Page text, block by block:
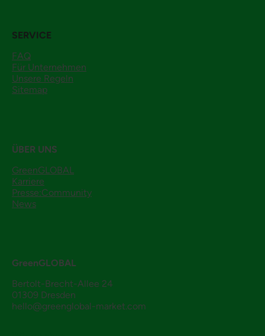
SERVICE
FAQ
Für Unternehmen
Unsere Regeln
Sitemap
ÜBER UNS
GreenGLOBAL
Karriere
Presse:Community
News
GreenGLOBAL
Bertolt-Brecht-Allee 24
01309 Dresden
hello@greenglobal-market.com